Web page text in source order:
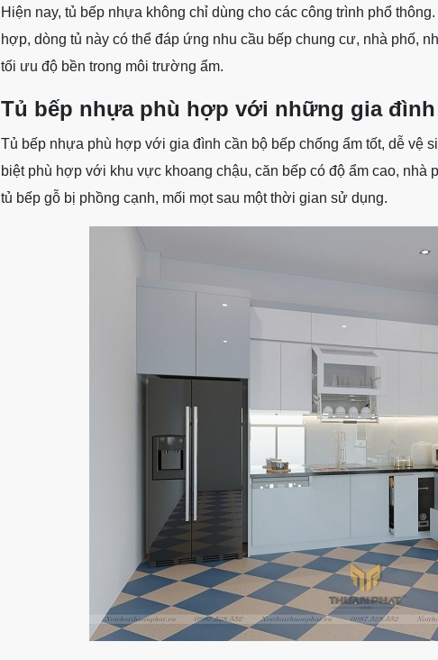
Hiện nay, tủ bếp nhựa không chỉ dùng cho các công trình phổ
hợp, dòng tủ này có thể đáp ứng nhu cầu bếp chung cư, nhà phố,
tối ưu độ bền trong môi trường ẩm.
Tủ bếp nhựa phù hợp với những gia
Tủ bếp nhựa phù hợp với gia đình cần bộ bếp chống ẩm tốt, dễ vệ
biệt phù hợp với khu vực khoang chậu, căn bếp có độ ẩm cao, nhà
tủ bếp gỗ bị phồng cạnh, mối mọt sau một thời gian sử dụng.